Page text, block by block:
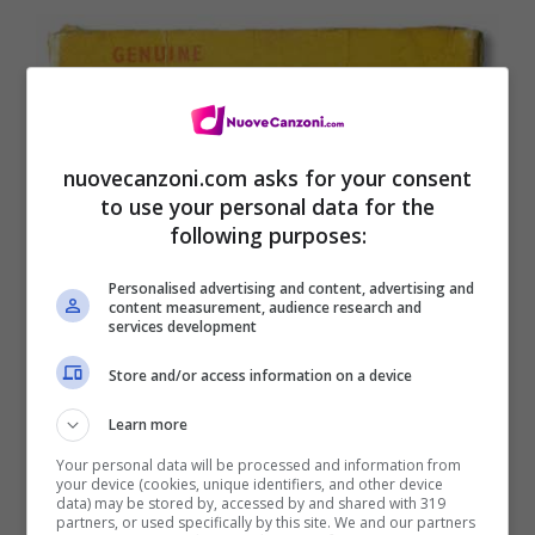
nuovecanzoni.com asks for your consent
to use your personal data for the
following purposes:
Personalised advertising and content, advertising and
content measurement, audience research and
services development
Store and/or access information on a device
Learn more
Your personal data will be processed and information from
your device (cookies, unique identifiers, and other device
data) may be stored by, accessed by and shared with 319
partners, or used specifically by this site. We and our partners